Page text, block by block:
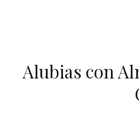
Alubias con